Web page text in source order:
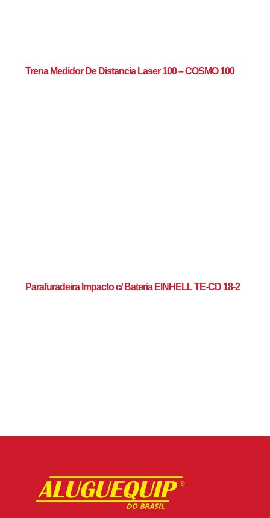
Trena Medidor De Distancia Laser 100 – COSMO 100
Parafuradeira Impacto c/ Bateria EINHELL TE-CD 18-2